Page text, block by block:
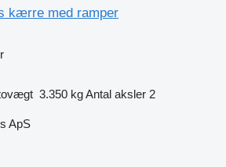
kærre med ramper
3.350 kgAntal aksler 2
ApS